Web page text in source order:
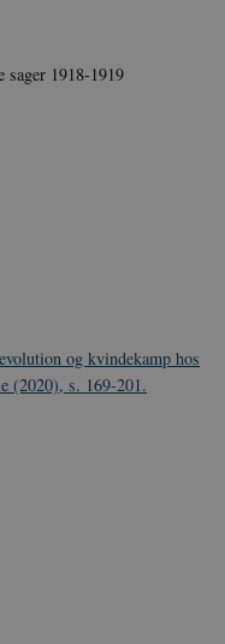
1918-1919
og kvindekamp hos
(2020), s. 169-201.